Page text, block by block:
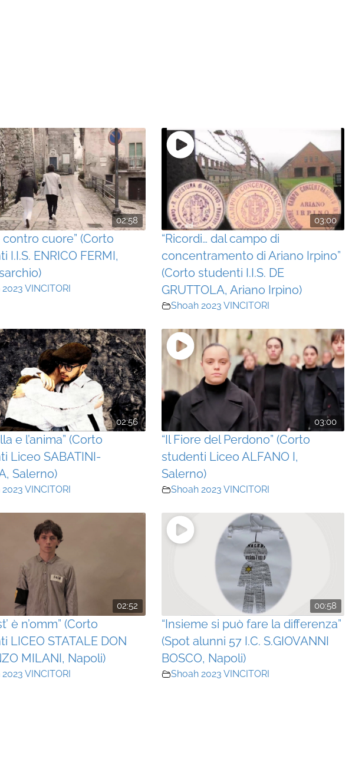
02:58
contro cuore” (Corto
I.I.S. ENRICO FERMI,
VINCITORI
03:00
“Ricordi… dal campo di
concentramento di Ariano Irpino”
(Corto studenti I.I.S. DE
GRUTTOLA, Ariano Irpino)
Shoah 2023 VINCITORI
02:56
e l’anima” (Corto
Liceo SABATINI-
Salerno)
VINCITORI
03:00
“Il Fiore del Perdono” (Corto
studenti Liceo ALFANO I,
Salerno)
Shoah 2023 VINCITORI
02:52
è n’omm” (Corto
LICEO STATALE DON
MILANI, Napoli)
VINCITORI
00:58
“Insieme si può fare la differenza”
(Spot alunni 57 I.C. S.GIOVANNI
BOSCO, Napoli)
Shoah 2023 VINCITORI